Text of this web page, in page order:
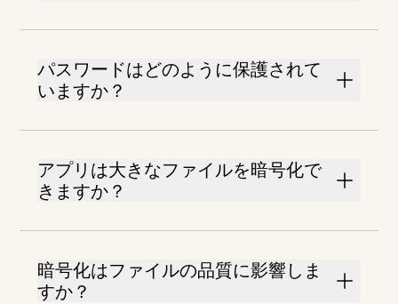
パスワードはどのように保護されて
いますか？
アプリは大きなファイルを暗号化で
きますか？
暗号化はファイルの品質に影響しま
すか？